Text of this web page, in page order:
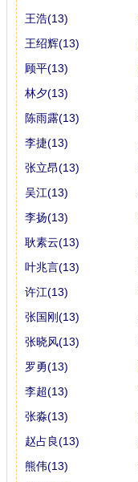
王浩(13)
王绍辉(13)
顾平(13)
林夕(13)
陈雨露(13)
李捷(13)
张立昂(13)
吴江(13)
李扬(13)
耿素云(13)
叶兆言(13)
许江(13)
张国刚(13)
张晓风(13)
罗勇(13)
李超(13)
张淼(13)
赵占良(13)
熊伟(13)